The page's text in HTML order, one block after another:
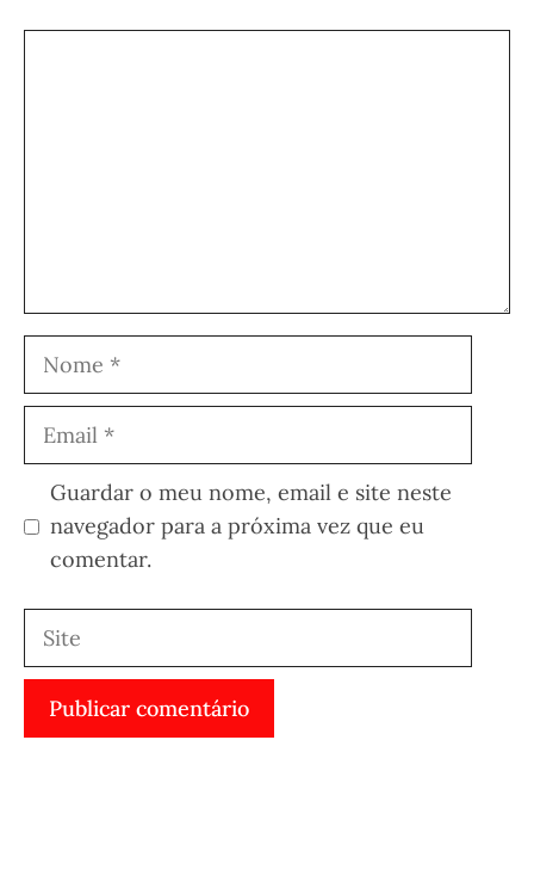
Nome
Email
Guardar o meu nome, email e site neste
navegador para a próxima vez que eu
comentar.
Site